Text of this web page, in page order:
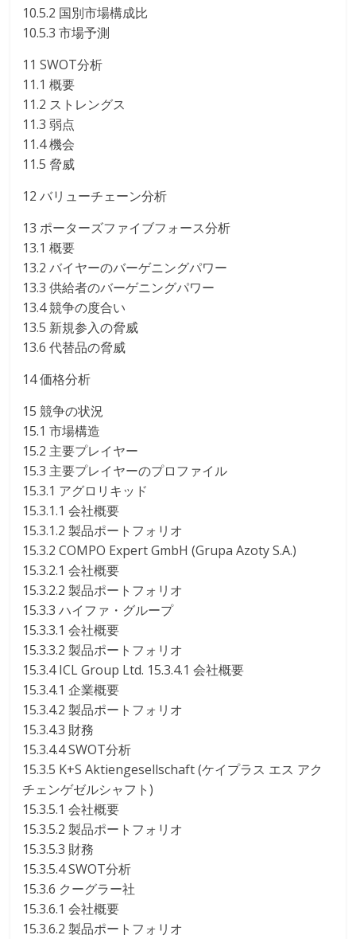
10.5.2 国別市場構成比
10.5.3 市場予測
11 SWOT分析
11.1 概要
11.2 ストレングス
11.3 弱点
11.4 機会
11.5 脅威
12 バリューチェーン分析
13 ポーターズファイブフォース分析
13.1 概要
13.2 バイヤーのバーゲニングパワー
13.3 供給者のバーゲニングパワー
13.4 競争の度合い
13.5 新規参入の脅威
13.6 代替品の脅威
14 価格分析
15 競争の状況
15.1 市場構造
15.2 主要プレイヤー
15.3 主要プレイヤーのプロファイル
15.3.1 アグロリキッド
15.3.1.1 会社概要
15.3.1.2 製品ポートフォリオ
15.3.2 COMPO Expert GmbH (Grupa Azoty S.A.)
15.3.2.1 会社概要
15.3.2.2 製品ポートフォリオ
15.3.3 ハイファ・グループ
15.3.3.1 会社概要
15.3.3.2 製品ポートフォリオ
15.3.4 ICL Group Ltd. 15.3.4.1 会社概要
15.3.4.1 企業概要
15.3.4.2 製品ポートフォリオ
15.3.4.3 財務
15.3.4.4 SWOT分析
15.3.5 K+S Aktiengesellschaft (ケイプラス エス アク
チェンゲゼルシャフト)
15.3.5.1 会社概要
15.3.5.2 製品ポートフォリオ
15.3.5.3 財務
15.3.5.4 SWOT分析
15.3.6 クーグラー社
15.3.6.1 会社概要
15.3.6.2 製品ポートフォリオ